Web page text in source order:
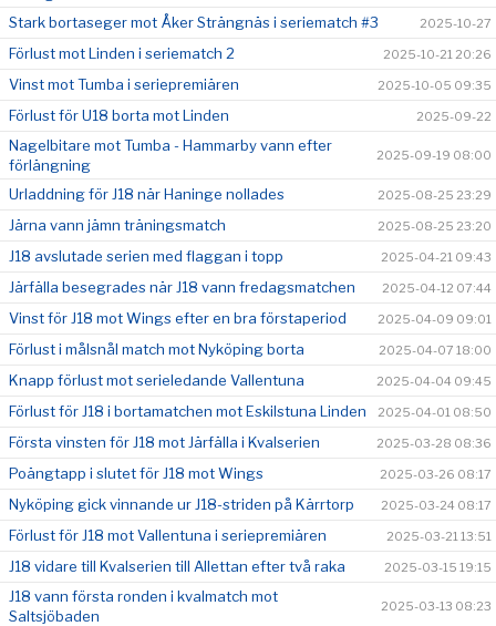
Stark bortaseger mot Åker Strängnäs i seriematch #3
2025-10-27
Förlust mot Linden i seriematch 2 2025-10-21 20:26
Vinst mot Tumba i seriepremiären 2025-10-05 09:35
Förlust för U18 borta mot Linden 2025-09-22
Nagelbitare mot Tumba - Hammarby vann efter
förlängning
2025-09-19 08:00
Urladdning för J18 när Haninge nollades 2025-08-25 23:29
Järna vann jämn träningsmatch 2025-08-25 23:20
J18 avslutade serien med flaggan i topp 2025-04-21 09:43
Järfälla besegrades när J18 vann fredagsmatchen 2025-04-12 07:44
Vinst för J18 mot Wings efter en bra förstaperiod 2025-04-09 09:01
Förlust i målsnål match mot Nyköping borta 2025-04-07 18:00
Knapp förlust mot serieledande Vallentuna 2025-04-04 09:45
Förlust för J18 i bortamatchen mot Eskilstuna Linden 2025-04-01 08:50
Första vinsten för J18 mot Järfälla i Kvalserien 2025-03-28 08:36
Poängtapp i slutet för J18 mot Wings 2025-03-26 08:17
Nyköping gick vinnande ur J18-striden på Kärrtorp 2025-03-24 08:17
Förlust för J18 mot Vallentuna i seriepremiären 2025-03-21 13:51
J18 vidare till Kvalserien till Allettan efter två raka 2025-03-15 19:15
J18 vann första ronden i kvalmatch mot
Saltsjöbaden
2025-03-13 08:23